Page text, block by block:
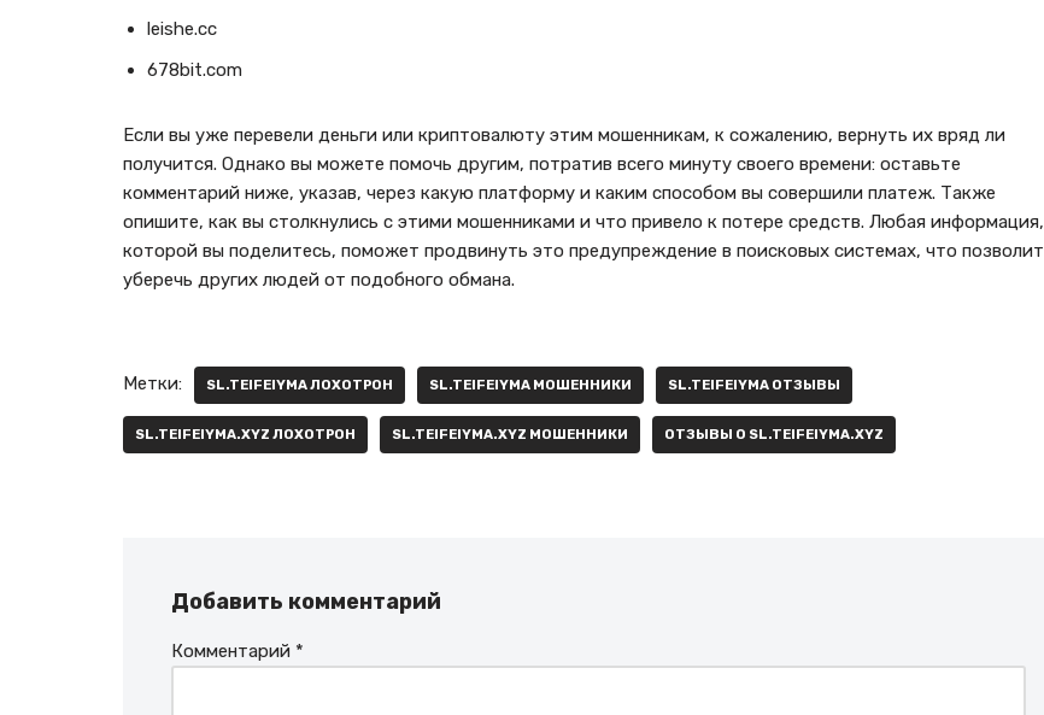
leishe.cc
678bit.com
Если вы уже перевели деньги или криптовалюту этим мошенникам, к сожалению, вернуть их вряд ли
получится. Однако вы можете помочь другим, потратив всего минуту своего времени: оставьте
комментарий ниже, указав, через какую платформу и каким способом вы совершили платеж. Также
опишите, как вы столкнулись с этими мошенниками и что привело к потере средств. Любая информация,
которой вы поделитесь, поможет продвинуть это предупреждение в поисковых системах, что позволит
уберечь других людей от подобного обмана.
Метки: SL.TEIFEIYMA ЛОХОТРОН SL.TEIFEIYMA МОШЕННИКИ SL.TEIFEIYMA ОТЗЫВЫ
SL.TEIFEIYMA.XYZ ЛОХОТРОН SL.TEIFEIYMA.XYZ МОШЕННИКИ ОТЗЫВЫ О SL.TEIFEIYMA.XYZ
Добавить комментарий
Комментарий *